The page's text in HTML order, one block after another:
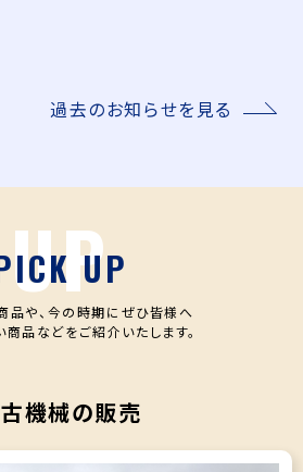
過去のお知らせを見る
UP
品や、今の時期にぜひ皆様へ
品などをご紹介いたします。
機械の販売